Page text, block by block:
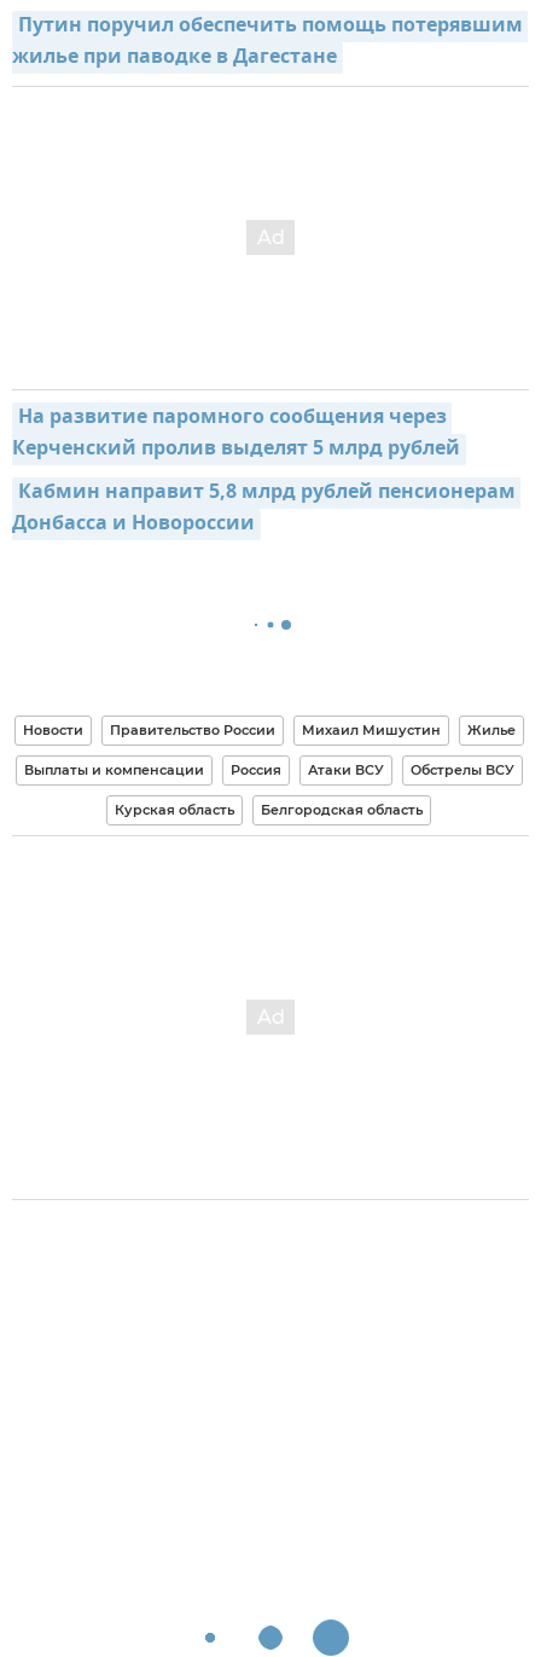
Путин поручил обеспечить помощь потерявшим
жилье при паводке в Дагестане
На развитие паромного сообщения через
Керченский пролив выделят 5 млрд рублей
Кабмин направит 5,8 млрд рублей пенсионерам
Донбасса и Новороссии
Новости Правительство России Михаил Мишустин Жилье
Выплаты и компенсации Россия Атаки ВСУ Обстрелы ВСУ
Курская область Белгородская область